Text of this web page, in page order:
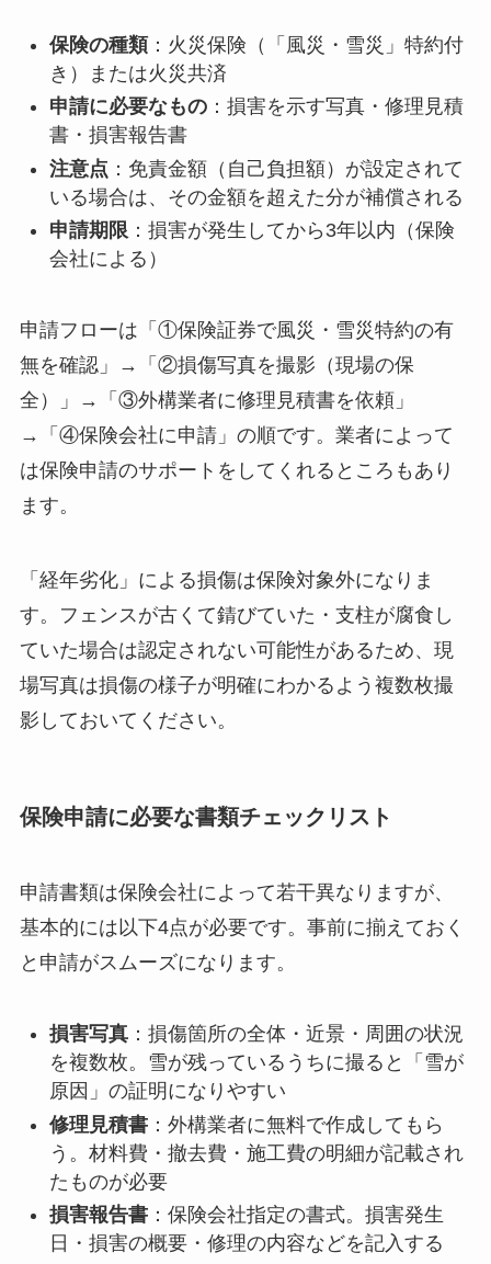
保険の種類：火災保険（「風災・雪災」特約付
き）または火災共済
申請に必要なもの：損害を示す写真・修理見積
書・損害報告書
注意点 ：免責金額（自己負担額）が設定されて
いる場合は、その金額を超えた分が補償される
申請期限：損害が発生してから3年以内（保険
会社による）
申請フローは「①保険証券で風災・雪災特約の有
無を確認」→「②損傷写真を撮影（現場の保
全）」→「③外構業者に修理見積書を依頼」
→「④保険会社に申請」の順です。業者によって
は保険申請のサポートをしてくれるところもあり
ます。
「経年劣化」による損傷は保険対象外になりま
す。フェンスが古くて錆びていた・支柱が腐食し
ていた場合は認定されない可能性があるため、現
場写真は損傷の様子が明確にわかるよう複数枚撮
影しておいてください。
保険申請に必要な書類チェックリスト
申請書類は保険会社によって若干異なりますが、
基本的には以下4点が必要です。事前に揃えておく
と申請がスムーズになります。
損害写真：損傷箇所の全体・近景・周囲の状況
を複数枚。雪が残っているうちに撮ると「雪が
原因」の証明になりやすい
修理見積書：外構業者に無料で作成してもら
う。材料費・撤去費・施工費の明細が記載され
たものが必要
損害報告書：保険会社指定の書式。損害発生
日・損害の概要・修理の内容などを記入する